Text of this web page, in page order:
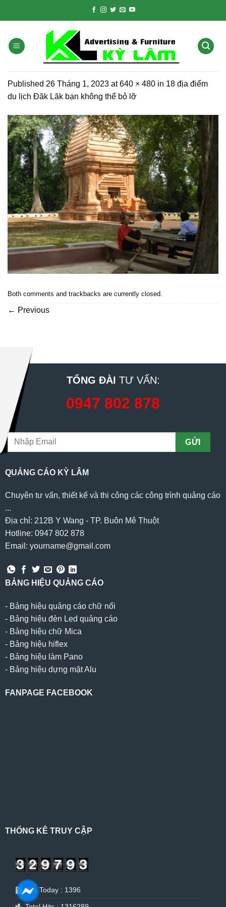
Published 26 Tháng 1, 2023 at640 × 480 in 18 địa điểm
du lịch Đăk Lăk bạn không thể bỏ lỡ
Both comments and trackbacks are currently closed.
← Previous
TỔNG ĐÀI TƯ VẤN:
0947 802 878
QUẢNG CÁO KỲ LÂM
Chuyên tư vấn, thiết kế và thi công các công trình quảng cáo
...
Địa chỉ: 212B Y Wang - TP. Buôn Mê Thuột
Hotline: 0947 802 878
Email: yourname@gmail.com
BẢNG HIỆU QUẢNG CÁO
- Bảng hiệu quảng cáo chữ nổi
- Bảng hiệu đèn Led quảng cáo
- Bảng hiệu chữ Mica
- Bảng hiệu hiflex
- Bảng hiệu làm Pano
- Bảng hiệu dựng mặt Alu
FANPAGE FACEBOOK
THỐNG KÊ TRUY CẬP
Hits Today : 1396